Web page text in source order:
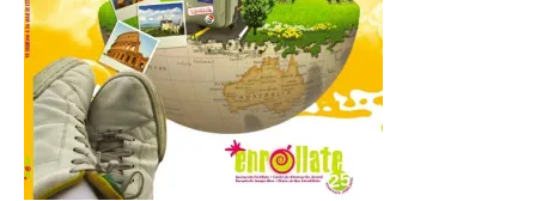
La decimonovena
fotografía de León de…
viaje nos llega desde la
plaza de Oriente en
Madrid